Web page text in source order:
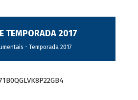
TEMPORADA 2017
- Temporada 2017